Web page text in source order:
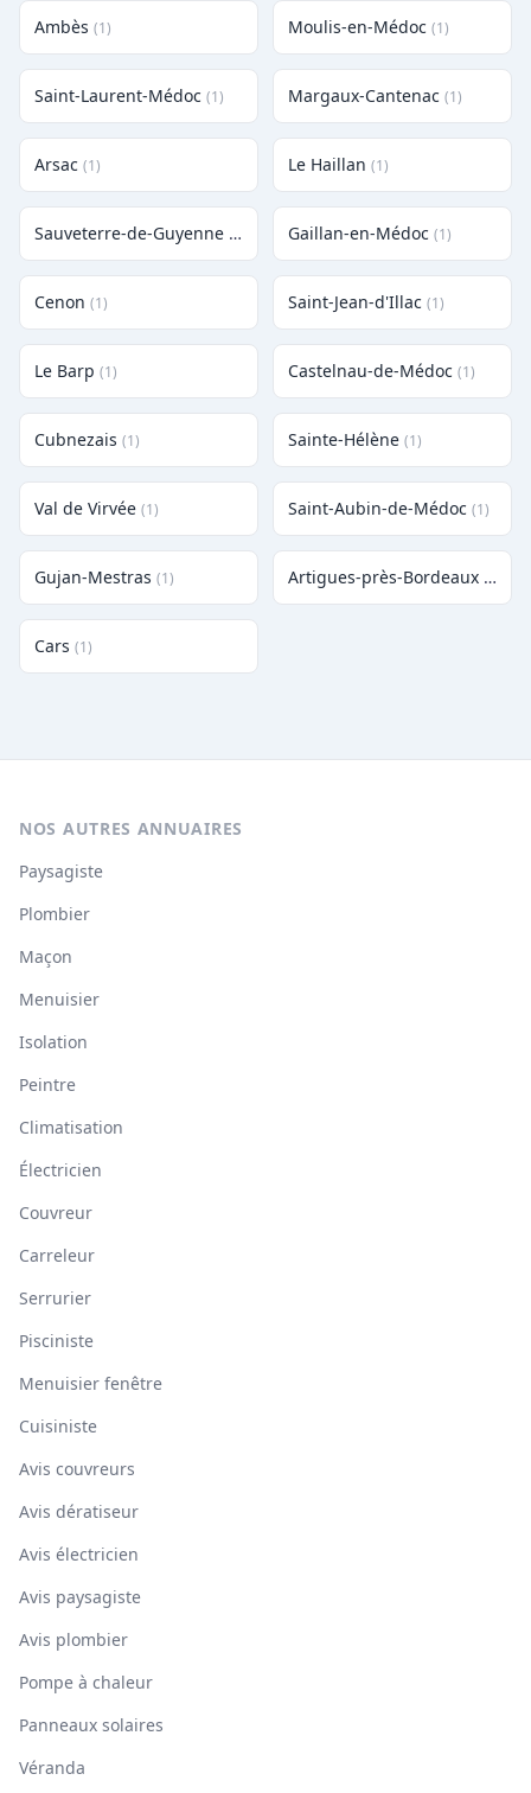
Ambès (1) Moulis-en-Médoc (1)
Saint-Laurent-Médoc (1) Margaux-Cantenac (1)
Arsac (1) Le Haillan (1)
Sauveterre-de-Guyenne (1) Gaillan-en-Médoc (1)
Cenon (1) Saint-Jean-d'Illac (1)
Le Barp (1) Castelnau-de-Médoc (1)
Cubnezais (1) Sainte-Hélène (1)
Val de Virvée (1) Saint-Aubin-de-Médoc (1)
Gujan-Mestras (1) Artigues-près-Bordeaux (1)
Cars (1)
NOS AUTRES ANNUAIRES
Paysagiste
Plombier
Maçon
Menuisier
Isolation
Peintre
Climatisation
Électricien
Couvreur
Carreleur
Serrurier
Pisciniste
Menuisier fenêtre
Cuisiniste
Avis couvreurs
Avis dératiseur
Avis électricien
Avis paysagiste
Avis plombier
Pompe à chaleur
Panneaux solaires
Véranda